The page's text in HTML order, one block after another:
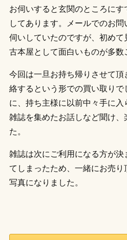
お伺いすると玄関のところに
してあります。メールでのお
伺いしていたのですが、初めて
古本屋として面白いものが多数
今回は一旦お持ち帰りさせて
絡するという形での買い取り
に、持ち主様に以前中々手に
雑誌を集めたお話しなど聞け、
た。
雑誌は次にご利用になる方が
てしまったため、一緒にお売
写真になりました。